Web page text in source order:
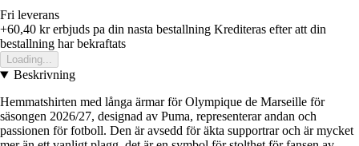
Fri leverans
+60,40 krerbjuds pa din nasta bestallning Krediteras efter att din
bestallning har bekraftats
Loading...
Beskrivning
Hemmatshirten med långa ärmar för Olympique de Marseille för
säsongen 2026/27, designad av Puma, representerar andan och
passionen för fotboll. Den är avsedd för äkta supportrar och är mycket